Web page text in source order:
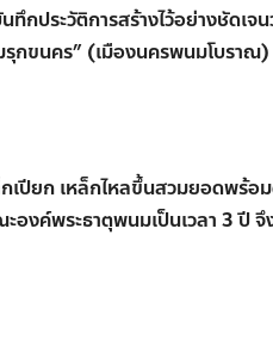
ทึกประวัติการสร้างไว้อย่างชัดเ
รุกขนคร” (เมืองนครพนมโบรา
เปียก เหล็กไหลขึ้นสวมยอดพร้อ
ะองค์พระธาตุพนมเป็นเวลา 3 ปี จึ